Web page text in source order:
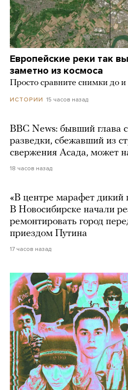
Европейские реки так
заметно из космоса
Просто сравните снимки до и
ИСТОРИИ 15 часов назад
BBC News: бывший глава
разведки, сбежавший из
свержения Асада, может
18 часов назад
«В центре марафет дикий
В Новосибирске начали
ремонтировать город
приездом Путина
17 часов назад